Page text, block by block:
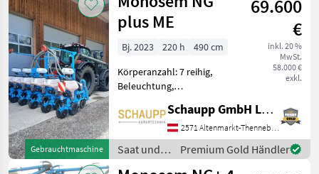
Spur
Monosem
Gebrauchtmaschine
plus ME
69.600
€
inkl. 20 %
MwSt.
58.000 €
exkl.
Bj. 2023 220 h
490 cm
Körperanzahl: 7 reihig,
Beleuchtung,
Spuranreisser,
Direktsaatausstattung,
Gummidruckrollen, hydr.
klappbar, Mais,
pneumatisch,
Schaupp GmbH Landtechnik
2571 Altenmarkt-Thenneberg
Saat und
Pflege /
Premium Gold Händler